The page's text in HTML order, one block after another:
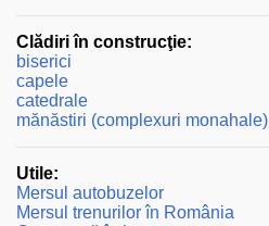
Clădiri în construcţie:
biserici
capele
catedrale
mănăstiri (complexuri monahale)
Utile:
Mersul autobuzelor
Mersul trenurilor în România